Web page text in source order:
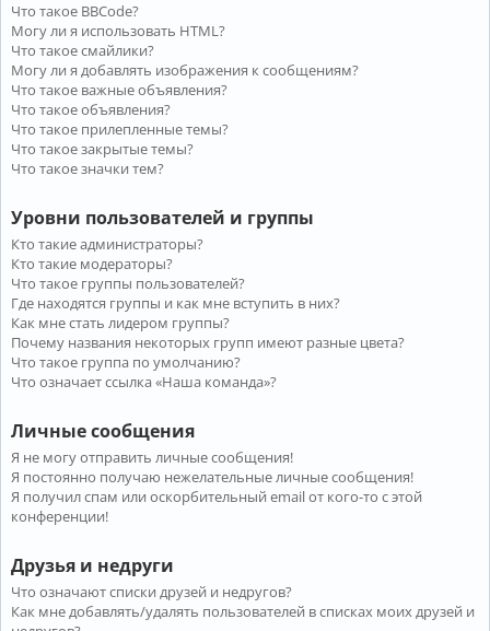
Что такое BBCode?
Могу ли я использовать HTML?
Что такое смайлики?
Могу ли я добавлять изображения к сообщениям?
Что такое важные объявления?
Что такое объявления?
Что такое прилепленные темы?
Что такое закрытые темы?
Что такое значки тем?
Уровни пользователей и группы
Кто такие администраторы?
Кто такие модераторы?
Что такое группы пользователей?
Где находятся группы и как мне вступить в них?
Как мне стать лидером группы?
Почему названия некоторых групп имеют разные цвета?
Что такое группа по умолчанию?
Что означает ссылка «Наша команда»?
Личные сообщения
Я не могу отправить личные сообщения!
Я постоянно получаю нежелательные личные сообщения!
Я получил спам или оскорбительный email от кого-то с этой
конференции!
Друзья и недруги
Что означают списки друзей и недругов?
Как мне добавлять/удалять пользователей в списках моих друзей и